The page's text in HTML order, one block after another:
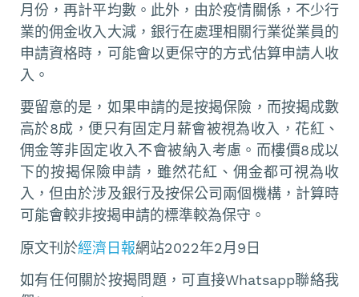
月份，再計平均數。此外，由於疫情關係，不少行
業的佣金收入大減，銀行在處理相關行業從業員的
申請資格時，可能會以更保守的方式估算申請人收
入。
要留意的是，如果申請的是按揭保險，而按揭成數
高於8成，便只有固定月薪會被視為收入，花紅、
佣金等非固定收入不會被納入考慮。而樓價8成以
下的按揭保險申請，雖然花紅、佣金都可視為收
入，但由於涉及銀行及按保公司兩個機構，計算時
可能會較非按揭申請的標準較為保守。
原文刊於經濟日報網站2022年2月9日
如有任何關於按揭問題，可直接Whatsapp聯絡我